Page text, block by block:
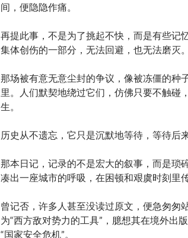
间，便隐隐作痛。
再提此事，不是为了挑起不快，而是有些记
集体创伤的一部分，无法回避，也无法磨灭。
那场被有意无意尘封的争议，像被冻僵的种
里。人们默契地绕过它们，仿佛只要不触碰
生。
历史从不遗忘，它只是沉默地等待，等待后
那本日记，记录的不是宏大的叙事，而是琐
凑出一座城市的呼吸，在困顿和艰虞时刻里
曾记否，许多人甚至没读过原文，便急匆匆
为“西方敌对势力的工具”，臆想其在境外出
“国家安全危机”。